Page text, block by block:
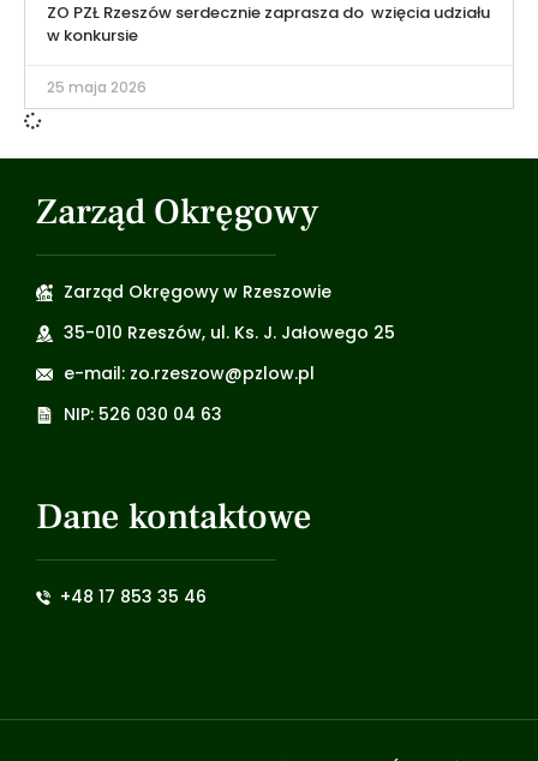
ZO PZŁ Rzeszów serdecznie zaprasza do wzięcia udziału
w konkursie
25 maja 2026
Zarząd Okręgowy
Zarząd Okręgowy w Rzeszowie
35-010 Rzeszów, ul. Ks. J. Jałowego 25
e-mail: zo.rzeszow@pzlow.pl
NIP: 526 030 04 63
Dane kontaktowe
+48 17 853 35 46